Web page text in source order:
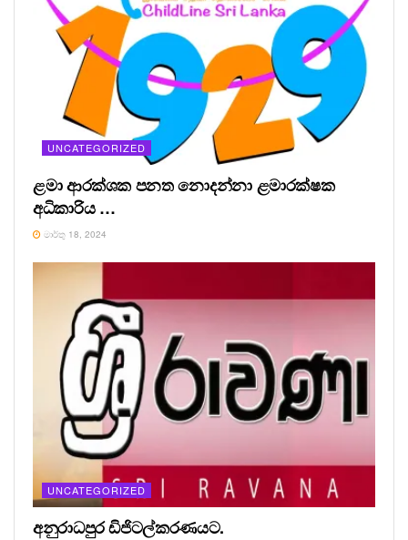
UNCATEGORIZED
ළමා ආරක්ශක පනත නොදන්නා ළමාරක්ෂක
අධිකාරිය …
මාර්තු 18, 2024
UNCATEGORIZED
අනුරාධපුර ඩිජිටල්කරණයට.